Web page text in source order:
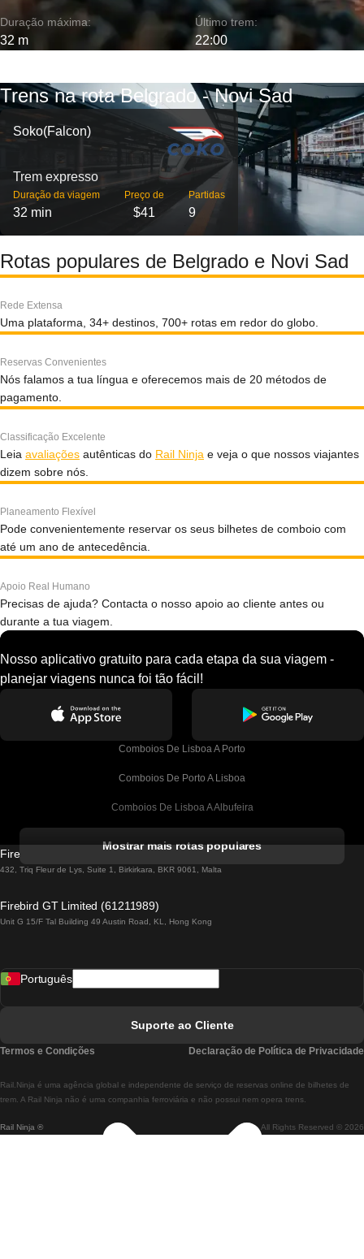
Duração máxima:
32 m
Último trem:
22:00
Trens na rota Belgrado - Novi Sad
Soko(Falcon)
Trem expresso
Duração da viagem
32 min
Preço de
$41
Partidas
9
Rotas populares de Belgrado e Novi Sad
Rede Extensa
Uma plataforma, 34+ destinos, 700+ rotas em redor do globo.
Reservas Convenientes
Nós falamos a tua língua e oferecemos mais de 20 métodos de
pagamento.
Classificação Excelente
Leia avaliações autênticas do Rail Ninja e veja o que nossos viajantes
dizem sobre nós.
Planeamento Flexível
Pode convenientemente reservar os seus bilhetes de comboio com
até um ano de antecedência.
Apoio Real Humano
Precisas de ajuda? Contacta o nosso apoio ao cliente antes ou
durante a tua viagem.
Nosso aplicativo gratuito para cada etapa da sua viagem -
planejar viagens nunca foi tão fácil!
Comboios De Lisboa A Porto
Comboios De Porto A Lisboa
Comboios De Lisboa A Albufeira
Comboios De Lisboa A Lagos
Comboios De Lisboa A Madrid
Comboios De Lisboa A Braga
Comboios De Braga A Lisboa
Mostrar mais rotas populares
Firebird GT Limited (OC 1451)
432, Triq Fleur de Lys, Suite 1, Birkirkara, BKR 9061, Malta
Firebird GT Limited (61211989)
Unit G 15/F Tal Building 49 Austin Road, KL, Hong Kong
Rail Ninja ® All Rights Reserved © 2026
Rail.Ninja é uma agência global e independente de serviço de reservas online de bilhetes de
trem. A Rail Ninja não é uma companhia ferroviária e não possui nem opera trens.
Português
Suporte ao Cliente
Termos e Condições Declaração de Política de Privacidade